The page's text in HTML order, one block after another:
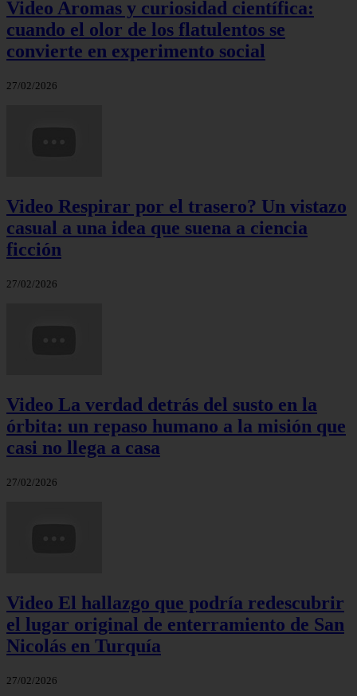
Video Aromas y curiosidad científica:
cuando el olor de los flatulentos se
convierte en experimento social
27/02/2026
Video Respirar por el trasero? Un vistazo
casual a una idea que suena a ciencia
ficción
27/02/2026
Video La verdad detrás del susto en la
órbita: un repaso humano a la misión que
casi no llega a casa
27/02/2026
Video El hallazgo que podría redescubrir
el lugar original de enterramiento de San
Nicolás en Turquía
27/02/2026